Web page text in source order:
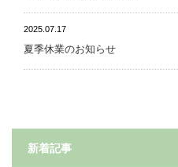
2025.07.17
夏季休業のお知らせ
新着記事